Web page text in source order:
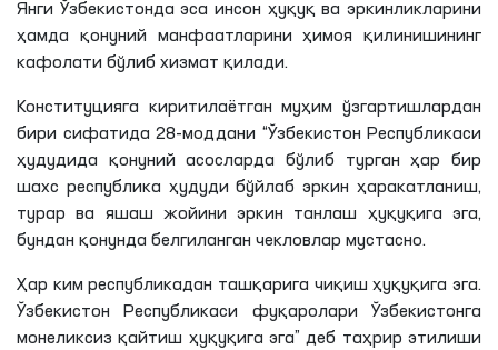
Янги Ўзбекистонда эса инсон ҳуқуқ ва эркинликларини
ҳамда қонуний манфаатларини ҳимоя қилинишининг
кафолати бўлиб хизмат қилади.
Конституцияга киритилаётган муҳим ўзгартишлардан
бири сифатида 28-моддани “Ўзбекистон Республикаси
ҳудудида қонуний асосларда бўлиб турган ҳар бир
шахс республика ҳудуди бўйлаб эркин ҳаракатланиш,
турар ва яшаш жойини эркин танлаш ҳуқуқига эга,
бундан қонунда белгиланган чекловлар мустасно.
Ҳар ким республикадан ташқарига чиқиш ҳуқуқига эга.
Ўзбекистон Республикаси фуқаролари Ўзбекистонга
монеликсиз қайтиш ҳуқуқига эга” деб таҳрир этилиши